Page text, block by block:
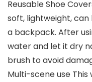
Reusable Shoe
soft, lightweight,
a backpack. After
water and let it dry
brush to avoid
Multi-scene use